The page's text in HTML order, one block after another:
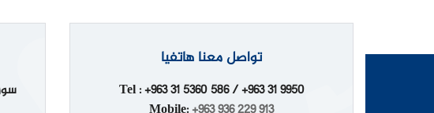
تواصل معنا هاتفيا
Tel : +963 31 5360 586 / +963 31 9950